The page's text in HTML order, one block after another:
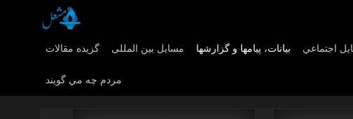
گزیده مقالات مسایل بین المللی بیانات، پیامها و گزارشها اجتماعي
مردم چه مي گويند